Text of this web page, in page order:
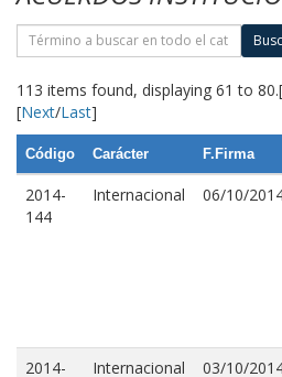
113 items found, displaying 61 to 80.[
[Next/Last]
Código Carácter F.Firma
2014-
144
Internacional 06/10/
2014-
Internacional 03/10/